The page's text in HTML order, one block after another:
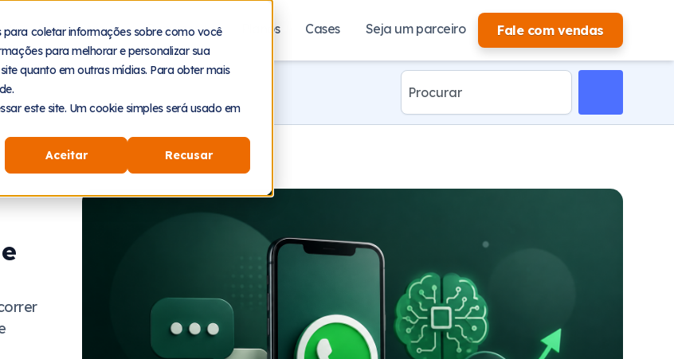
para coletar informações sobre como você
para melhorar e personalizar sua
quanto em outras mídias. Para obter mais
este site. Um cookie simples será usado em
Aceitar Recusar
Segmentos Recursos Planos Cases Seja um parceiro Fale com vendas